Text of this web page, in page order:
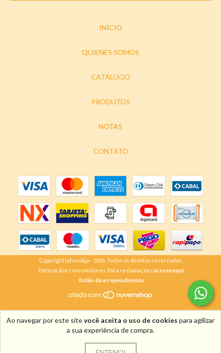
Ao navegar por este sitevocê aceita o uso de cookies para agilizar
a sua experiência de compra.
INÍCIO
QUIENES SOMOS
CATÁLOGO
PRODUTOS
NOTAS
CONTATO
Copyright lahendija - 2026. Todos os direitos reservados.
Defesa dos consumidores. Para reclamações acesse aqui.
Botão de arrependimento